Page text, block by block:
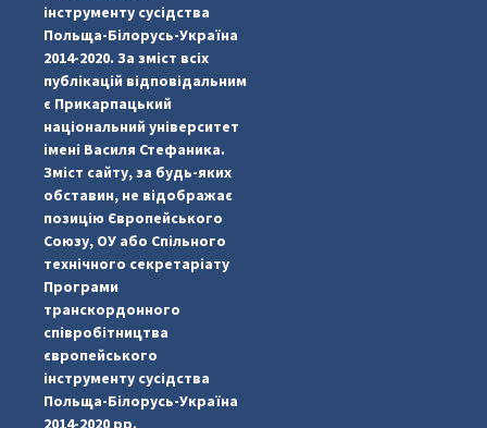
#PipIvanToday
інструменту сусідства
Польща-Білорусь-Україна
2014-2020. За зміст всіх
публікацій відповідальним
є Прикарпацький
національний університет
імені Василя Стефаника.
Зміст сайту, за будь-яких
обставин, не відображає
позицію Європейського
Союзу, ОУ або Спільного
технічного секретаріату
Програми
транскордонного
співробітництва
європейського
інструменту сусідства
Польща-Білорусь-Україна
2014-2020 рр.